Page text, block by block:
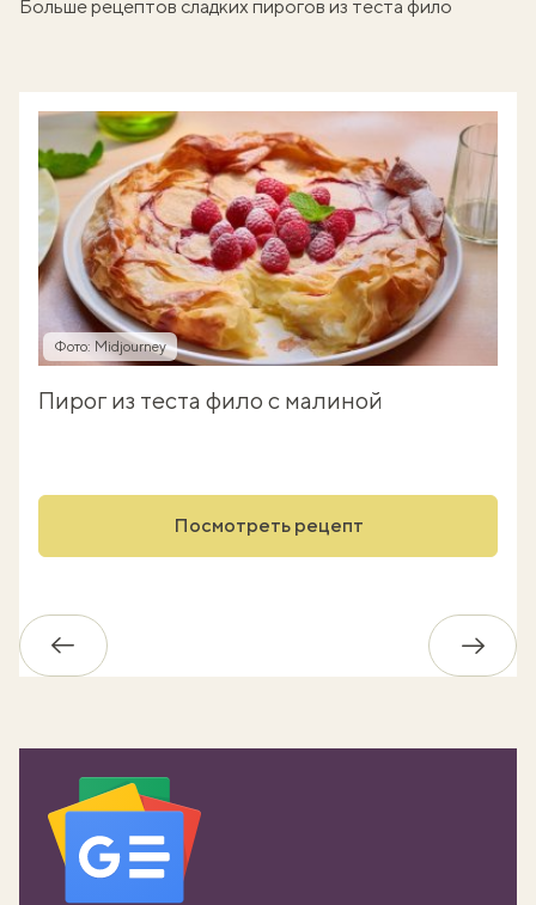
Больше рецептов сладких пирогов из теста фило
Фото: Midjourney
Пирог из теста фило с малиной
Посмотреть рецепт
Обратно